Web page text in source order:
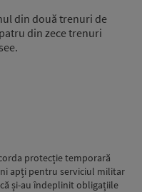
din două trenuri de
din zece trenuri
protecție temporară
apți pentru serviciul militar
și-au îndeplinit obligațiile